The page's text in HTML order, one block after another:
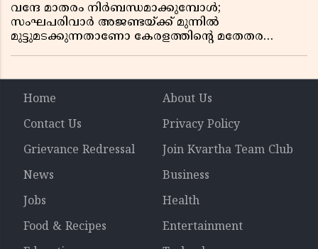
വന്ദേ മാതരം നിർബന്ധമാക്കുമ്പോൾ;
സംഘപരിവാർ അജണ്ടയ്ക്ക് മുന്നിൽ
മുട്ടുമടക്കുന്നതാണോ കേരളത്തിന്റെ മതേതര
Home
About Us
Contact Us
Privacy Policy
Grievance Redressal
Join Kvartha Team Club
News
Business
Jobs
Health
Food & Recipes
Entertainment